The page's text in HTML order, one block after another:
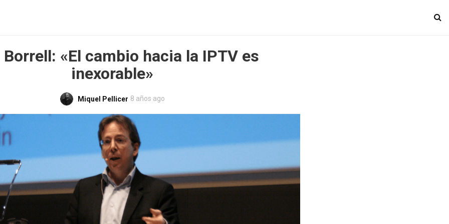
«El cambio hacia la IPTV es
inexorable»
Miquel Pellicer 8 años ago